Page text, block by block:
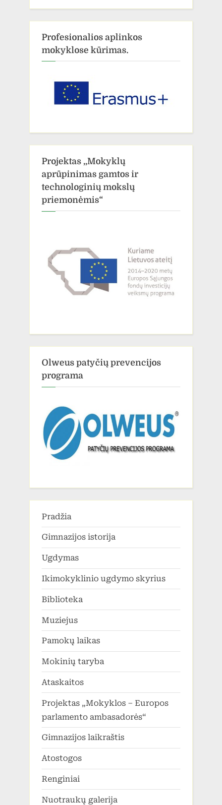
Profesionalios aplinkos
mokyklose kūrimas.
Projektas ,,Mokyklų
aprūpinimas gamtos ir
technologinių mokslų
priemonėmis“
Olweus patyčių prevencijos
programa
Pradžia
Gimnazijos istorija
Ugdymas
Ikimokyklinio ugdymo skyrius
Biblioteka
Muziejus
Pamokų laikas
Mokinių taryba
Ataskaitos
Projektas „Mokyklos – Europos
parlamento ambasadorės“
Gimnazijos laikraštis
Atostogos
Renginiai
Nuotraukų galerija